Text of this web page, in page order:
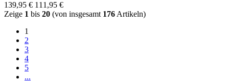
139,95 € 111,95 €
Zeige 1 bis 20 (von insgesamt 176 Artikeln)
1
2
3
4
5
...